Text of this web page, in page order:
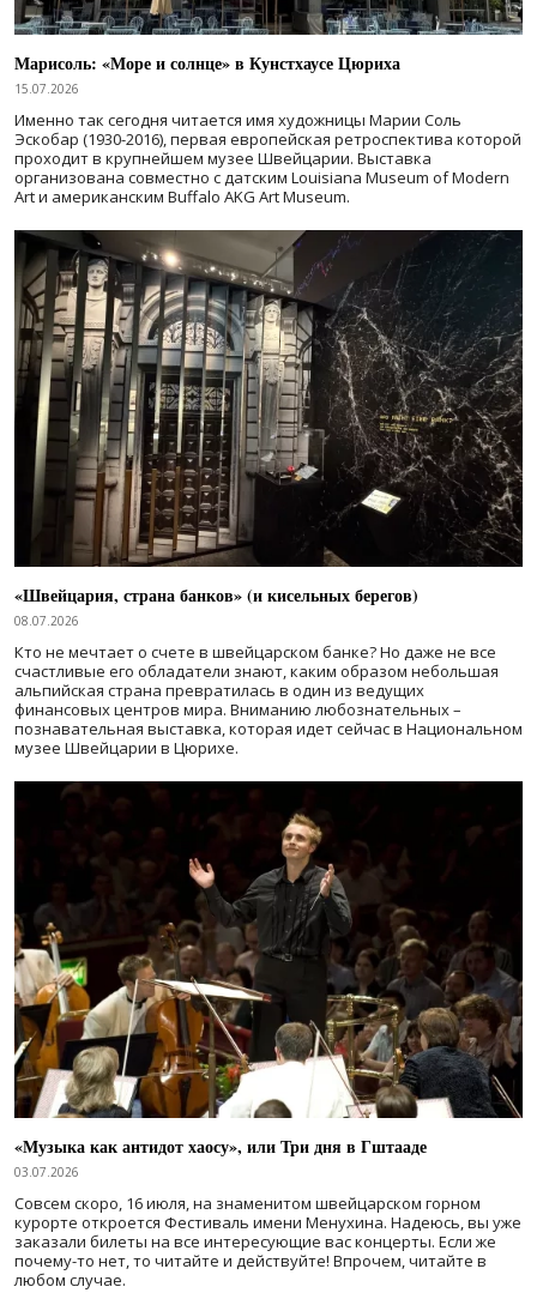
Марисоль: «Море и солнце» в Кунстхаусе Цюриха
15.07.2026
Именно так сегодня читается имя художницы Марии Соль
Эскобар (1930-2016), первая европейская ретроспектива которой
проходит в крупнейшем музее Швейцарии. Выставка
организована совместно с датским Louisiana Museum of Modern
Art и американским Buffalo AKG Art Museum.
«Швейцария, страна банков» (и кисельных берегов)
08.07.2026
Кто не мечтает о счете в швейцарском банке? Но даже не все
счастливые его обладатели знают, каким образом небольшая
альпийская страна превратилась в один из ведущих
финансовых центров мира. Вниманию любознательных –
познавательная выставка, которая идет сейчас в Национальном
музее Швейцарии в Цюрихе.
«Музыка как антидот хаосу», или Три дня в Гштааде
03.07.2026
Совсем скоро, 16 июля, на знаменитом швейцарском горном
курорте откроется Фестиваль имени Менухина. Надеюсь, вы уже
заказали билеты на все интересующие вас концерты. Если же
почему-то нет, то читайте и действуйте! Впрочем, читайте в
любом случае.